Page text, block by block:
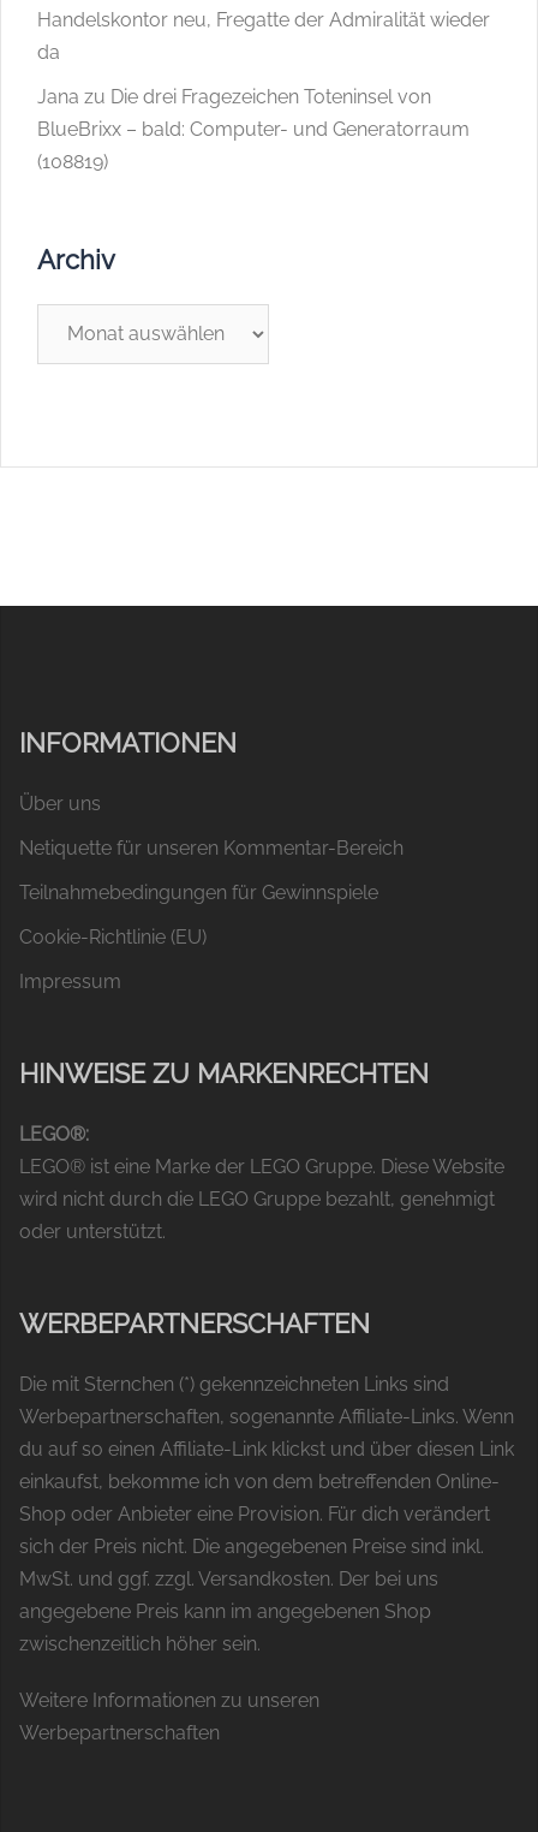
Handelskontor neu, Fregatte der Admiralität wieder
da
Jana zu Die drei Fragezeichen Toteninsel von
BlueBrixx – bald: Computer- und Generatorraum
(108819)
Archiv
INFORMATIONEN
Über uns
Netiquette für unseren Kommentar-Bereich
Teilnahmebedingungen für Gewinnspiele
Cookie-Richtlinie (EU)
Impressum
HINWEISE ZU MARKENRECHTEN
LEGO®:
LEGO® ist eine Marke der LEGO Gruppe. Diese Website
wird nicht durch die LEGO Gruppe bezahlt, genehmigt
oder unterstützt.
WERBEPARTNERSCHAFTEN
Die mit Sternchen (*) gekennzeichneten Links sind
Werbepartnerschaften, sogenannte Affiliate-Links. Wenn
du auf so einen Affiliate-Link klickst und über diesen Link
einkaufst, bekomme ich von dem betreffenden Online-
Shop oder Anbieter eine Provision. Für dich verändert
sich der Preis nicht. Die angegebenen Preise sind inkl.
MwSt. und ggf. zzgl. Versandkosten. Der bei uns
angegebene Preis kann im angegebenen Shop
zwischenzeitlich höher sein.
Weitere Informationen zu unseren
Werbepartnerschaften